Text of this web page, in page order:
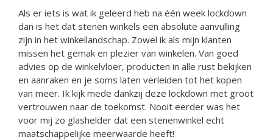
Als er iets is wat ik geleerd heb na één week lockdown
dan is het dat stenen winkels een absolute aanvulling
zijn in het winkellandschap. Zowel ik als mijn klanten
missen het gemak en plezier van winkelen. Van goed
advies op de winkelvloer, producten in alle rust bekijken
en aanraken en je soms laten verleiden tot het kopen
van meer. Ik kijk mede dankzij deze lockdown met groot
vertrouwen naar de toekomst. Nooit eerder was het
voor mij zo glashelder dat een stenenwinkel echt
maatschappelijke meerwaarde heeft!